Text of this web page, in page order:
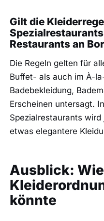
Gilt die
Restaurants an
Die Regeln gelten für
Buffet- als auch im À-
Badebekleidung,
Erscheinen untersagt.
Spezialrestaurants
etwas elegantere
Ausblick:
könnte